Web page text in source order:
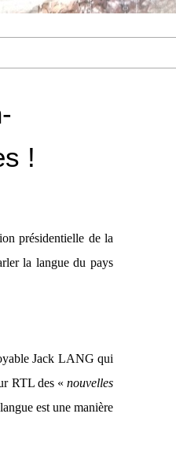
!
présidentielle de la
la langue du pays
Jack LANG qui
RTL des « nouvelles
est une manière